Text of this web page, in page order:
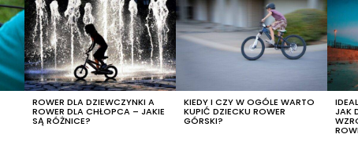
ROWER DLA DZIEWCZYNKI A
ROWER DLA CHŁOPCA – JAKIE
SĄ RÓŻNICE?
KIEDY I CZY W OGÓLE WARTO
KUPIĆ DZIECKU ROWER
GÓRSKI?
JAK